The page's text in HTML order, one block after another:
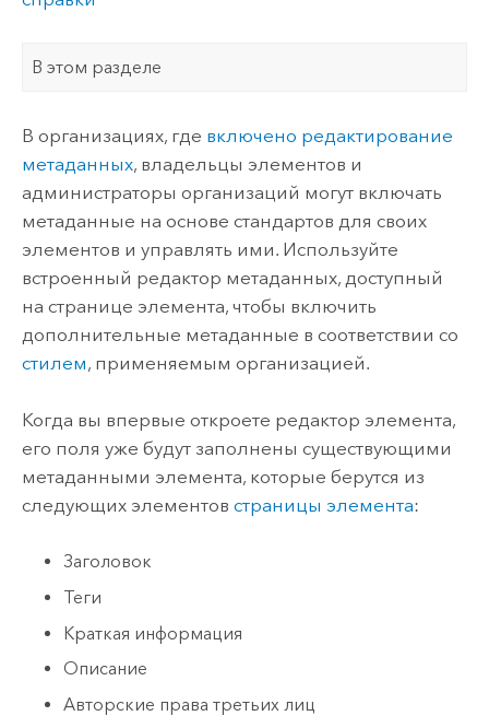
В этом разделе
В организациях, где включено редактирование
метаданных, владельцы элементов и
администраторы организаций могут включать
метаданные на основе стандартов для своих
элементов и управлять ими. Используйте
встроенный редактор метаданных, доступный
на странице элемента, чтобы включить
дополнительные метаданные в соответствии со
стилем, применяемым организацией.
Когда вы впервые откроете редактор элемента,
его поля уже будут заполнены существующими
метаданными элемента, которые берутся из
следующих элементов страницы элемента:
Заголовок
Теги
Краткая информация
Описание
Авторские права третьих лиц